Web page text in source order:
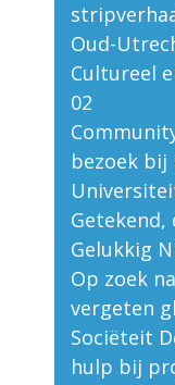
Oud-
Cultureel
02
bezoek bij
Gelukkig
Op zoek
vergeten
Sociëteit
hulp bij